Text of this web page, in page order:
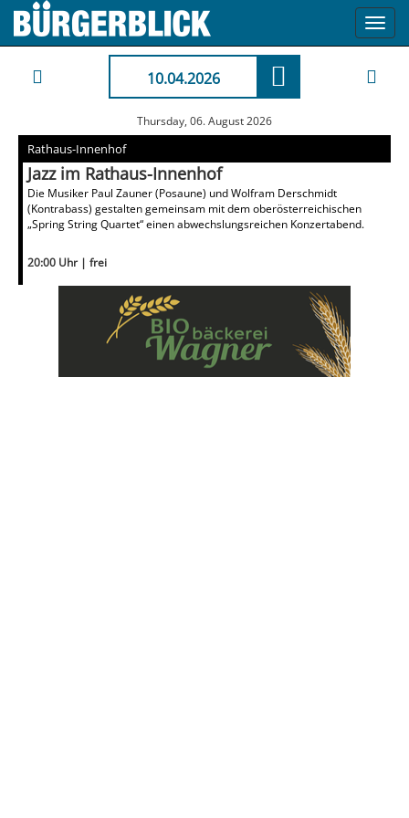
10.04.2026
Thursday, 06. August 2026
Rathaus-Innenhof
Jazz im Rathaus-Innenhof
Die Musiker Paul Zauner (Posaune) und Wolfram Derschmidt
(Kontrabass) gestalten gemeinsam mit dem oberösterreichischen
„Spring String Quartet“ einen abwechslungsreichen Konzertabend.
20:00 Uhr | frei